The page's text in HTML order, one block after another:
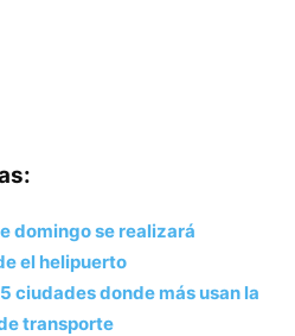
domingo se realizará
el helipuerto
ciudades donde más usan la
transporte